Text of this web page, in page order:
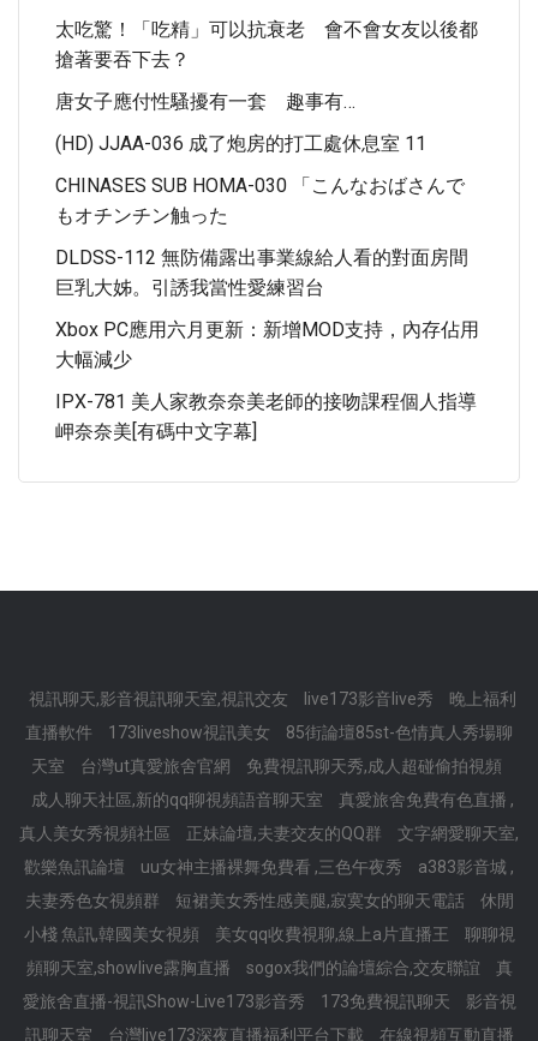
太吃驚！「吃精」可以抗衰老 會不會女友以後都
搶著要吞下去？
唐女子應付性騷擾有一套 趣事有…
(HD) JJAA-036 成了炮房的打工處休息室 11
CHINASES SUB HOMA-030 「こんなおばさんで
もオチンチン触った
DLDSS-112 無防備露出事業線給人看的對面房間
巨乳大姊。引誘我當性愛練習台
Xbox PC應用六月更新：新增MOD支持，內存佔用
大幅減少
IPX-781 美人家教奈奈美老師的接吻課程個人指導
岬奈奈美[有碼中文字幕]
視訊聊天,影音視訊聊天室,視訊交友 live173影音live秀
晚上福利
直播軟件
173liveshow視訊美女
85街論壇85st-色情真人秀場聊
天室
台灣ut真愛旅舍官網
免費視訊聊天秀,成人超碰偷拍視頻
成人聊天社區,新的qq聊視頻語音聊天室
真愛旅舍免費有色直播 ,
真人美女秀視頻社區
正妹論壇,夫妻交友的QQ群
文字網愛聊天室,
歡樂魚訊論壇
uu女神主播裸舞免費看 ,三色午夜秀
a383影音城 ,
夫妻秀色女視頻群
短裙美女秀性感美腿,寂寞女的聊天電話
休閒
小棧 魚訊,韓國美女視頻
美女qq收費視聊,線上a片直播王
聊聊視
頻聊天室,showlive露胸直播
sogox我們的論壇綜合,交友聯誼
真
愛旅舍直播-視訊Show-Live173影音秀
173免費視訊聊天
影音視
訊聊天室
台灣live173深夜直播福利平台下載
在線視頻互動直播